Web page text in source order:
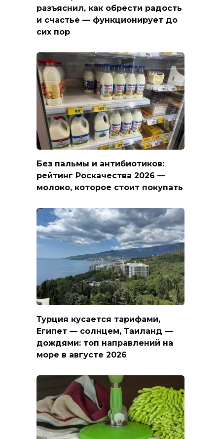
разъяснил, как обрести радость
и счастье — функционирует до
сих пор
Без пальмы и антибиотиков:
рейтинг Роскачества 2026 —
молоко, которое стоит покупать
Турция кусается тарифами,
Египет — солнцем, Таиланд —
дождями: топ направлений на
море в августе 2026